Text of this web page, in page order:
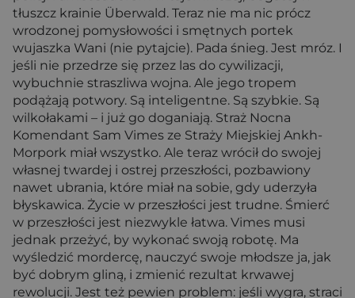
tłuszcz krainie Überwald. Teraz nie ma nic prócz
wrodzonej pomysłowości i smętnych portek
wujaszka Wani (nie pytajcie). Pada śnieg. Jest mróz. I
jeśli nie przedrze się przez las do cywilizacji,
wybuchnie straszliwa wojna. Ale jego tropem
podążają potwory. Są inteligentne. Są szybkie. Są
wilkołakami – i już go doganiają. Straż Nocna
Komendant Sam Vimes ze Straży Miejskiej Ankh-
Morpork miał wszystko. Ale teraz wrócił do swojej
własnej twardej i ostrej przeszłości, pozbawiony
nawet ubrania, które miał na sobie, gdy uderzyła
błyskawica. Życie w przeszłości jest trudne. Śmierć
w przeszłości jest niezwykle łatwa. Vimes musi
jednak przeżyć, by wykonać swoją robotę. Ma
wyśledzić mordercę, nauczyć swoje młodsze ja, jak
być dobrym gliną, i zmienić rezultat krwawej
rewolucji. Jest też pewien problem: jeśli wygra, straci